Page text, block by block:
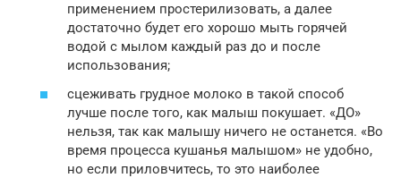
применением простерилизовать, а далее
достаточно будет его хорошо мыть горячей
водой с мылом каждый раз до и после
использования;
сцеживать грудное молоко в такой способ
лучше после того, как малыш покушает. «ДО»
нельзя, так как малышу ничего не останется. «Во
время процесса кушанья малышом» не удобно,
но если приловчитесь, то это наиболее